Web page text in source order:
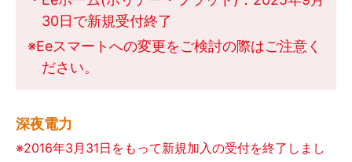
30日で新規受付終了
※Eeスマートへの変更をご検討の際はご注意く
ださい。
深夜電力
※2016年3月31日をもって新規加入の受付を終了しまし